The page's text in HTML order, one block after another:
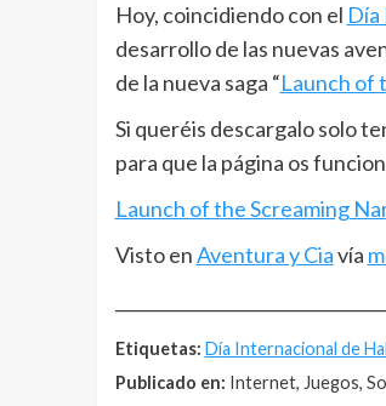
Hoy, coincidiendo con el Día
desarrollo de las nuevas
de la nueva saga “Launch of
Si queréis descargalo solo
para que la página os
Launch of the Screaming
Visto enAventura y Ciavía
Etiquetas: Día Internacional de
Publicado en: Internet, Juegos,